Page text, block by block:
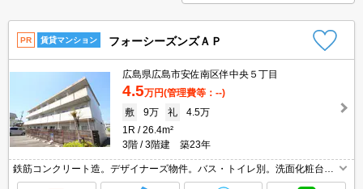
PR 賃貸マンション フォーシーズンズＡＰ
広島県広島市安佐南区伴中央５丁目
4.5万円(管理費等：--)
敷
9万 礼
4.5万
1R
26.4m²
3階
3階建 築23年
鉄筋コンクリート造。デザイナーズ物件。バス・トイレ別。洗面化粧台付
き。クローゼット付。ガスコンロ設置可。室内に洗濯機置場あり。エアコ